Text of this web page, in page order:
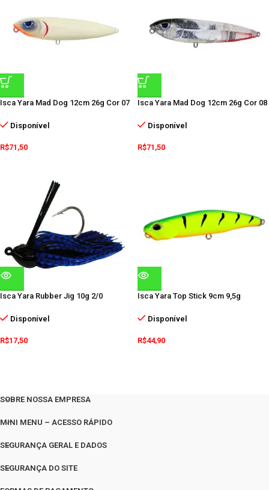
Isca Yara Mad Dog 12cm 26g Cor 07
Disponível
R$71,50
Isca Yara Mad Dog 12cm 26g Cor 08
Disponível
R$71,50
Isca Yara Rubber Jig 10g 2/0
Disponível
R$17,50
Isca Yara Top Stick 9cm 9,5g
Disponível
R$44,90
SOBRE NOSSA EMPRESA
MINI MENU – ACESSO RÁPIDO
SEGURANÇA GERAL E DADOS
SEGURANÇA DO SITE